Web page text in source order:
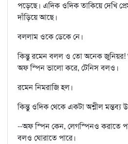
পড়েছে। এদিক ওদিক তাকিয়ে দেখি
দাঁড়িয়ে আছে।
বললাম ওকে ডেকে নে।
কিন্তু রমেন বলল ও তো অনেক জুনিয়র!
অফ স্পিন ভালো করে, টেনিস বলও।
রমেন নিমরাজি হল।
কিন্তু ওদিক থেকে একটা অশ্লীল মন্তব্য
--অফ স্পিন কেন, লেগস্পিনও করাতে
বলও ঘোরাতে পারে।